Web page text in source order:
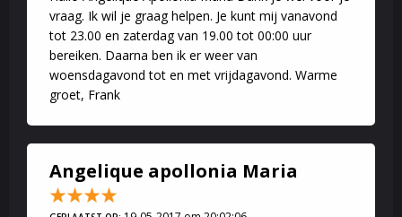
vraag. Ik wil je graag helpen. Je kunt mij vanavond
tot 23.00 en zaterdag van 19.00 tot 00:00 uur
bereiken. Daarna ben ik er weer van
woensdagavond tot en met vrijdagavond. Warme
groet, Frank
Angelique apollonia Maria